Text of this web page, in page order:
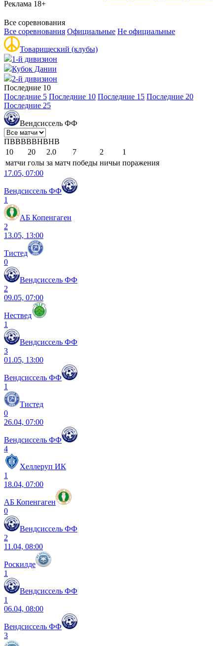
Реклама 18+
Все соревнования
Все соревнования Официальные Не официальные
Товарищеский (клубы)
1-й дивизион
Кубок Дании
2-й дивизион
Последние 10
Последние 5 Последние 10 Последние 15 Последние 20
Последние 25
Вендсиссель ФФ
ПВВВВВНВНВ
10
20 2.0 7 2
1
матчи голы за матч победы ничьи поражения
17.05, 07:00
Вендсиссель ФФ
1
АБ Копенгаген
2
13.05, 13:00
Тистед
0
Вендсиссель ФФ
2
09.05, 07:00
Нествед
1
Вендсиссель ФФ
3
01.05, 13:00
Вендсиссель ФФ
1
Тистед
0
26.04, 07:00
Вендсиссель ФФ
4
Хеллеруп ИК
1
18.04, 07:00
АБ Копенгаген
0
Вендсиссель ФФ
2
11.04, 08:00
Роскилде
1
Вендсиссель ФФ
1
06.04, 08:00
Вендсиссель ФФ
3